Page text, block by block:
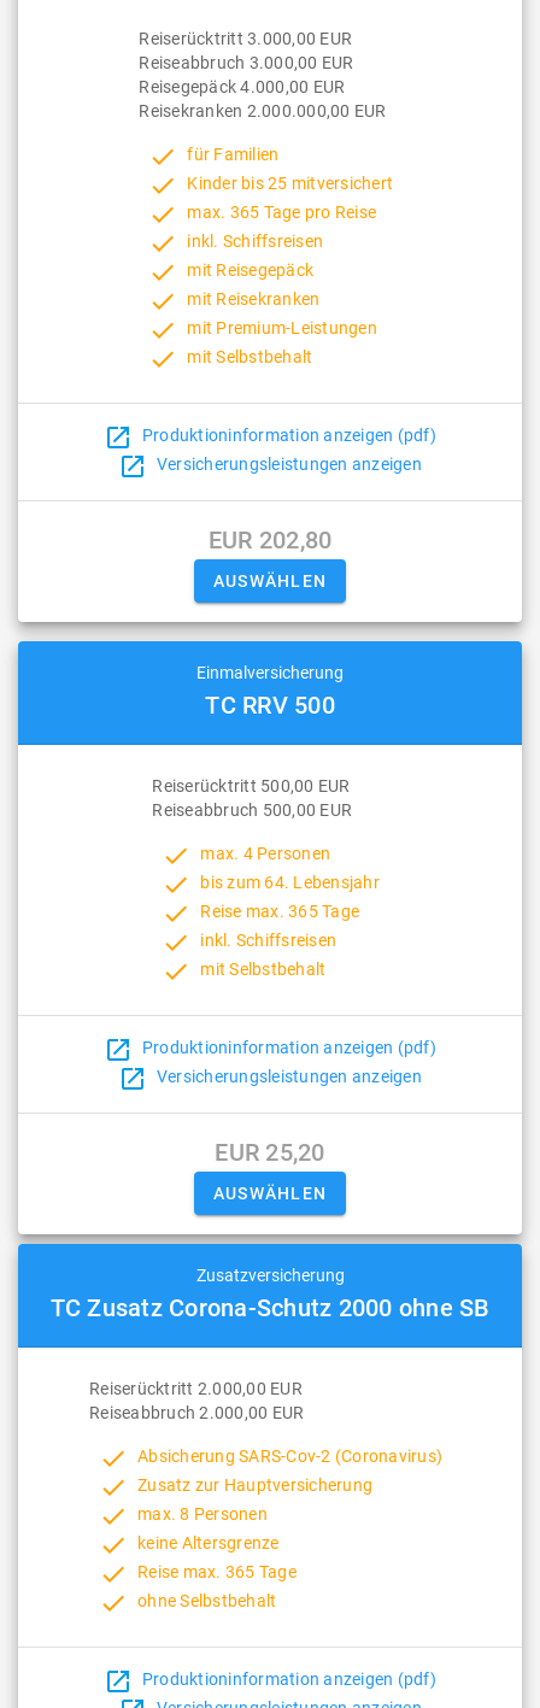
Reiserücktritt 3.000,00 EUR
Reiseabbruch 3.000,00 EUR
Reisegepäck 4.000,00 EUR
Reisekranken 2.000.000,00 EUR
done für Familien
done Kinder bis 25 mitversichert
done max. 365 Tage pro Reise
done inkl. Schiffsreisen
done mit Reisegepäck
done mit Reisekranken
done mit Premium-Leistungen
done mit Selbstbehalt
open_in_new Produktioninformation anzeigen (pdf)
open_in_new Versicherungsleistungen anzeigen
EUR 202,80
Einmalversicherung
TC RRV 500
Reiserücktritt 500,00 EUR
Reiseabbruch 500,00 EUR
done max. 4 Personen
done bis zum 64. Lebensjahr
done Reise max. 365 Tage
done inkl. Schiffsreisen
done mit Selbstbehalt
open_in_new Produktioninformation anzeigen (pdf)
open_in_new Versicherungsleistungen anzeigen
EUR 25,20
Zusatzversicherung
TC Zusatz Corona-Schutz 2000 ohne SB
Reiserücktritt 2.000,00 EUR
Reiseabbruch 2.000,00 EUR
done Absicherung SARS-Cov-2 (Coronavirus)
done Zusatz zur Hauptversicherung
done max. 8 Personen
done keine Altersgrenze
done Reise max. 365 Tage
done ohne Selbstbehalt
open_in_new Produktioninformation anzeigen (pdf)